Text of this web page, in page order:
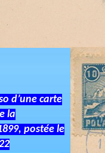
d’une carte
la
postée le